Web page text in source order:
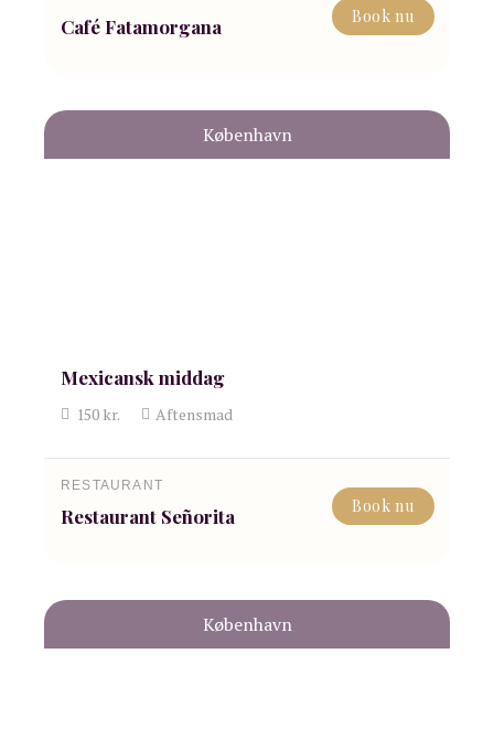
Café Fatamorgana Book nu
København
Mexicansk middag
150kr. Aftensmad
RESTAURANT
Restaurant Señorita Book nu
København